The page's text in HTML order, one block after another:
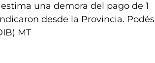
una demora del pago de 1
desde la Provincia. Podés
MT